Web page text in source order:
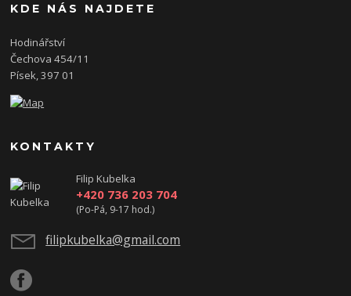
KDE NÁS NAJDETE
Hodinářství
Čechova 454/11
Písek, 397 01
KONTAKTY
Filip Kubelka
+420 736 203 704
(Po-Pá, 9-17 hod.)
filipkubelka@gmail.com